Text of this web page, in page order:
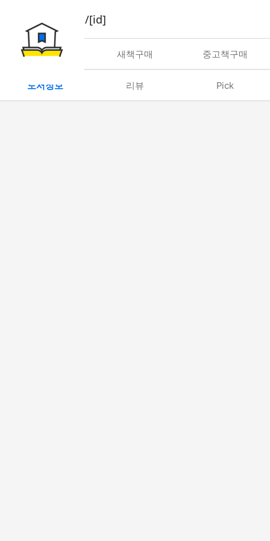
book/rent/[id]
대여 새책구매 중고책구매
도서정보 리뷰 Pick